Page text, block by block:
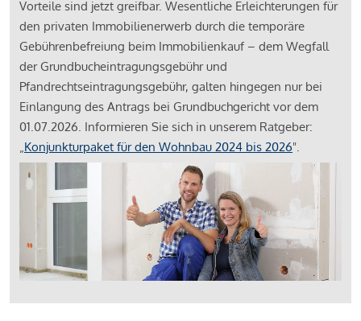
Vorteile sind jetzt greifbar. Wesentliche Erleichterungen für
den privaten Immobilienerwerb durch die temporäre
Gebührenbefreiung beim Immobilienkauf – dem Wegfall
der Grundbucheintragungsgebühr und
Pfandrechtseintragungsgebühr, galten hingegen nur bei
Einlangung des Antrags bei Grundbuchgericht vor dem
01.07.2026. Informieren Sie sich in unserem Ratgeber:
„Konjunkturpaket für den Wohnbau 2024 bis 2026".